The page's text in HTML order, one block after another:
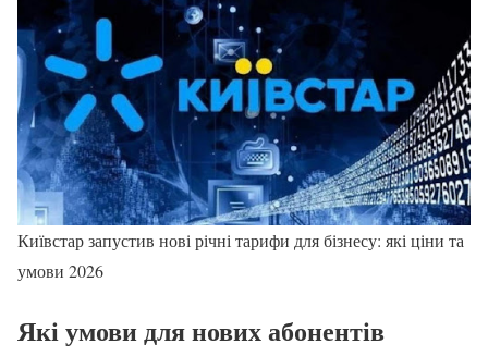
Київстар запустив нові річні тарифи для бізнесу: які ціни та
умови 2026
Які умови для нових абонентів